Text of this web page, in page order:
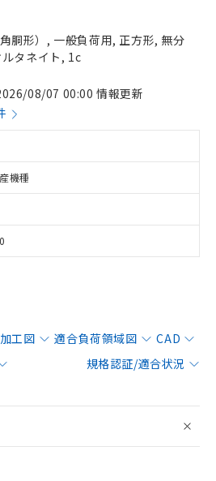
胴形）, 一般負荷用, 正方形, 無分
タネイト, 1c
08/07 00:00 情報更新
機種
工図 適合負荷領域図
CAD
規格認証/適合状況